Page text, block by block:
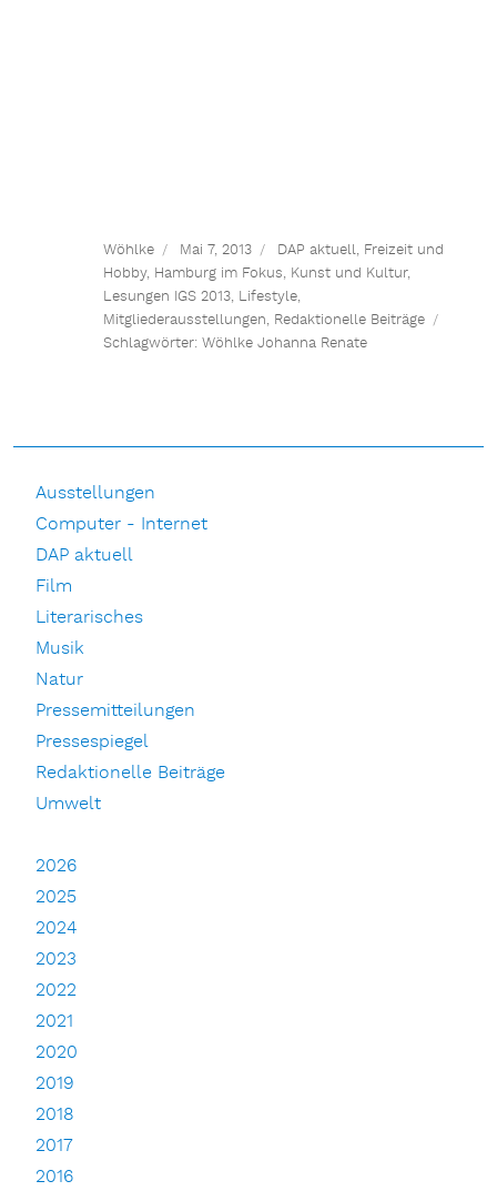
Wöhlke Mai 7, 2013 DAP aktuell, Freizeit und
Hobby, Hamburg im Fokus, Kunst und Kultur,
Lesungen IGS 2013, Lifestyle,
Mitgliederausstellungen, Redaktionelle Beiträge
Schlagwörter:Wöhlke Johanna Renate
Ausstellungen
Computer - Internet
DAP aktuell
Film
Literarisches
Musik
Natur
Pressemitteilungen
Pressespiegel
Redaktionelle Beiträge
Umwelt
2026
2025
2024
2023
2022
2021
2020
2019
2018
2017
2016